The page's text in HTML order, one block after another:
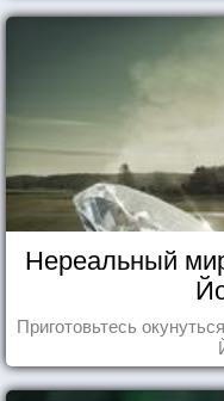
Нереальный
Приготовьтесь